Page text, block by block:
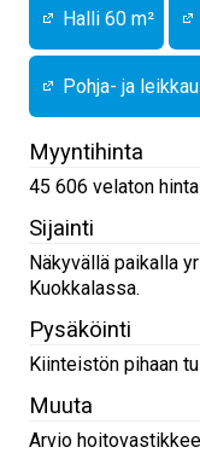
Halli 60 m²
Pohja- ja
Myyntihinta
45 606 velaton
Sijainti
Näkyvällä paikalla
Kuokkalassa.
Pysäköinti
Kiinteistön pihaan
Muuta
Arvio